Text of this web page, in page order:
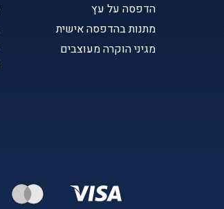
הדפסה על עץ
מתנות בהדפסה אישית
מגיני הוקרה מעוצבים